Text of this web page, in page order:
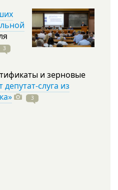
3
и зерновые
депутат-слуга из
3